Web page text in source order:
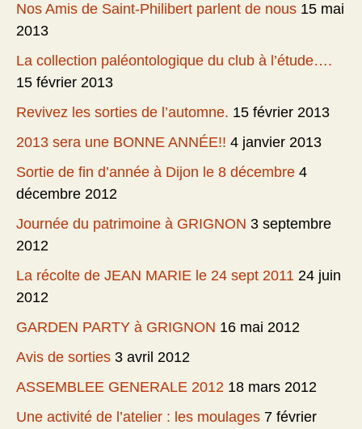
Nos Amis de Saint-Philibert parlent de nous 15 mai
2013
La collection paléontologique du club à l’étude….
15 février 2013
Revivez les sorties de l’automne. 15 février 2013
2013 sera une BONNE ANNÉE!! 4 janvier 2013
Sortie de fin d’année à Dijon le 8 décembre 4
décembre 2012
Journée du patrimoine à GRIGNON 3 septembre
2012
La récolte de JEAN MARIE le 24 sept 2011 24 juin
2012
GARDEN PARTY à GRIGNON 16 mai 2012
Avis de sorties 3 avril 2012
ASSEMBLEE GENERALE 2012 18 mars 2012
Une activité de l’atelier : les moulages 7 février